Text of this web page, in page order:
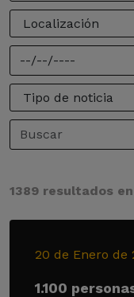
1389 resultados
20 de Enero de
1.100